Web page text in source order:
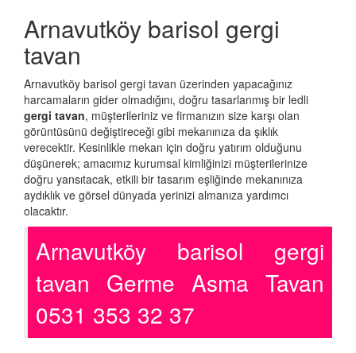
Arnavutköy barisol gergi
tavan
Arnavutköy barisol gergi tavan üzerinden yapacağınız
harcamaların gider olmadığını, doğru tasarlanmış bir ledli
gergi tavan, müşterileriniz ve firmanızın size karşı olan
görüntüsünü değiştireceği gibi mekanınıza da şıklık
verecektir. Kesinlikle mekan için doğru yatırım olduğunu
düşünerek; amacımız kurumsal kimliğinizi müşterilerinize
doğru yansıtacak, etkili bir tasarım eşliğinde mekanınıza
aydıklık ve görsel dünyada yerinizi almanıza yardımcı
olacaktır.
Arnavutköy barisol gergi
tavan Germe Asma Tavan
0531 353 32 37